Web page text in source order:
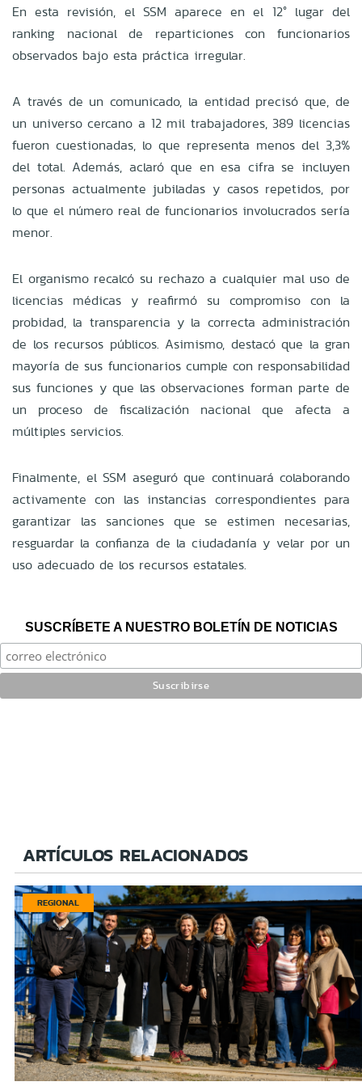
En esta revisión, el SSM aparece en el 12° lugar del
ranking nacional de reparticiones con funcionarios
observados bajo esta práctica irregular.
A través de un comunicado, la entidad precisó que, de
un universo cercano a 12 mil trabajadores, 389 licencias
fueron cuestionadas, lo que representa menos del 3,3%
del total. Además, aclaró que en esa cifra se incluyen
personas actualmente jubiladas y casos repetidos, por
lo que el número real de funcionarios involucrados sería
menor.
El organismo recalcó su rechazo a cualquier mal uso de
licencias médicas y reafirmó su compromiso con la
probidad, la transparencia y la correcta administración
de los recursos públicos. Asimismo, destacó que la gran
mayoría de sus funcionarios cumple con responsabilidad
sus funciones y que las observaciones forman parte de
un proceso de fiscalización nacional que afecta a
múltiples servicios.
Finalmente, el SSM aseguró que continuará colaborando
activamente con las instancias correspondientes para
garantizar las sanciones que se estimen necesarias,
resguardar la confianza de la ciudadanía y velar por un
uso adecuado de los recursos estatales.
SUSCRÍBETE A NUESTRO BOLETÍN DE NOTICIAS
ARTÍCULOS RELACIONADOS
REGIONAL